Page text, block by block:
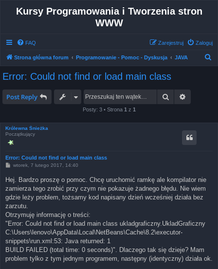
Kursy Programowania i Tworzenia stron
WWW
FAQ Zaloguj
Zarejestruj
Strona główna forum Programowanie - Pomoc - Dyskusja JAVA
Error: Could not find or load main class
Post Reply Szukaj
Posty: 3 • Strona 1 z 1
Królewna Śnieżka
Początkujący
Error: Could not find or load main class
P
t
wtorek, 7 lutego 2017, 14:40
Hej. Bardzo proszę o pomoc. Chcę uruchomić ramkę ale kompilator nie
zamierza tego zrobić przy czym nie pokazuje żadnego błędu. Nie wiem
gdzie leży problem, tożsamy kod napisany dzień wcześniej działa bez
zarzutu.
Otrzymuję informację o treści:
"Error: Could not find or load main class ukladgraficzny.UkladGraficzny
C:\Users\lenovo\AppData\Local\NetBeans\Cache\8.2\executor-
snippets\run.xml:53: Java returned: 1
BUILD FAILED (total time: 0 seconds)". Dlaczego tak się dzieje? Mam
problem tylko z tym jednym programem, następny (identyczny) działa ok.